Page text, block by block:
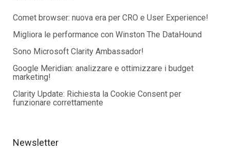
Comet browser: nuova era per CRO e User Experience!
Migliora le performance con Winston The DataHound
Sono Microsoft Clarity Ambassador!
Google Meridian: analizzare e ottimizzare i budget
marketing!
Clarity Update: Richiesta la Cookie Consent per
funzionare correttamente
Newsletter